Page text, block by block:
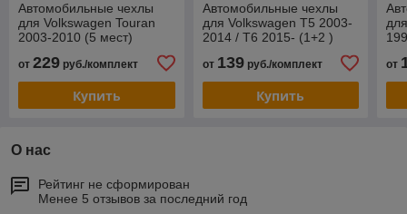
Автомобильные чехлы
для Volkswagen Touran
2003-2010 (5 мест)
от 229 руб./комплект
Купить
Автомобильные чехлы
для Volkswagen T5 2003-
2014 / T6 2015- (1+2 )
от 139руб./комплект
Купить
от
О нас
Рейтинг не сформирован
Менее 5 отзывов за последний год